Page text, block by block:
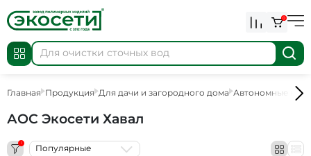
0
Главная Продукция Для дачи и загородного дома Автономные
АОС Экосети Хавал
1 Популярные